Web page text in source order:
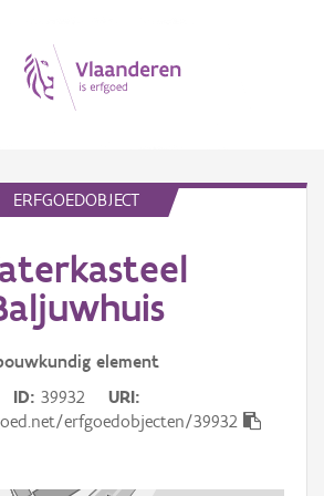
ERFGOEDOBJECT
element
ID 39932
URI
erfgoedobjecten/39932